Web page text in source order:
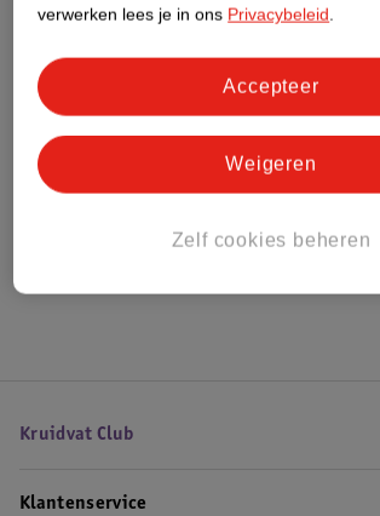
Bestel & Bezorginformatie
Bekijk ook
Kruidvat Club
Klantenservice
verwerken lees je in ons Privacybeleid.
Zelf cookies beheren
Weigeren
Accepteer